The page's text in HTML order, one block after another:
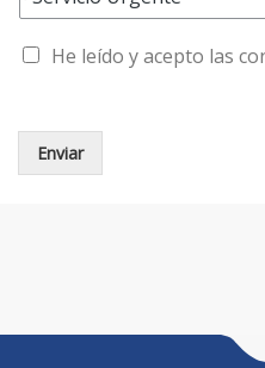
C
i
l
r
He leído y acepto las
Enviar